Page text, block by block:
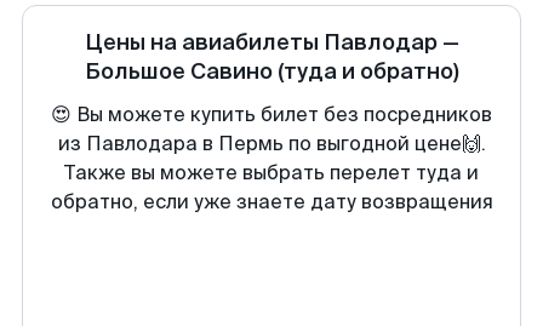
Цены на авиабилеты Павлодар—
Большое Савино (туда и обратно)
😍 Вы можете купить билет без посредников
из Павлодара в Пермь по выгодной цене🙌.
Также вы можете выбрать перелет туда и
обратно, если уже знаете дату возвращения